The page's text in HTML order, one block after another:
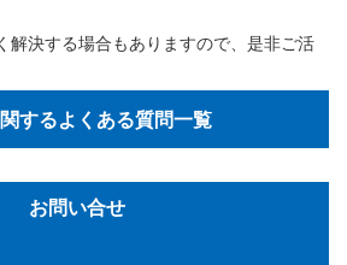
解決する場合もありますので、是非ご活
するよくある質問一覧
お問い合せ